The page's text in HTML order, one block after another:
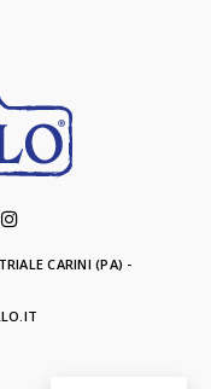
CARINI (PA) -